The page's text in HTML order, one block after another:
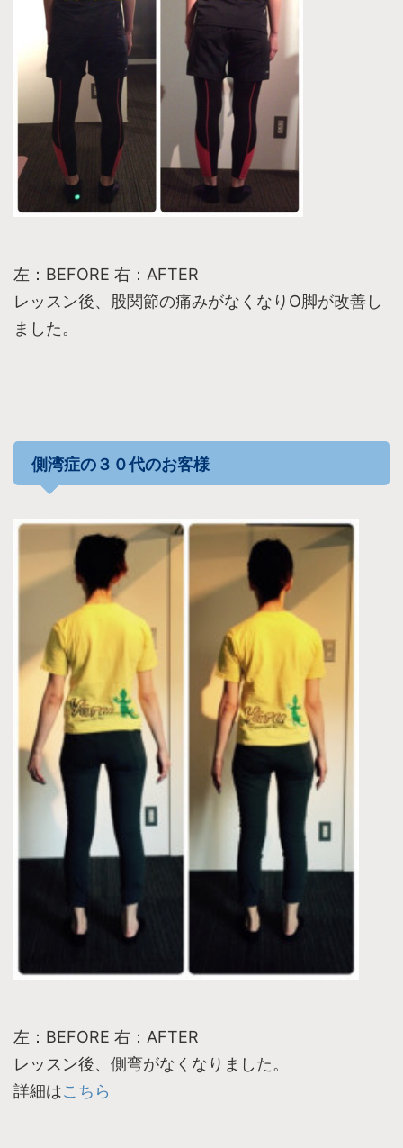
左：BEFORE 右：AFTER
レッスン後、股関節の痛みがなくなりO脚が改善し
ました。
側湾症の３０代のお客様
左：BEFORE 右：AFTER
レッスン後、側弯がなくなりました。
詳細はこちら